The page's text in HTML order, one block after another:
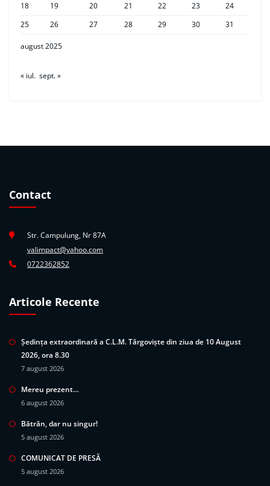
august 2025
18
19 20 21 22 23
24
25
26 27 28 29 30 31
« iul. sept. »
Contact
Str. Campulung, Nr 87A
valimpact@yahoo.com
0722362852
Articole Recente
Ședința extraordinară a C.L.M. Târgoviște din ziua de 10 August
2026, ora 8.30
7 august 2026
Mereu prezent…
6 august 2026
Bătrân, dar nu singur!
5 august 2026
COMUNICAT DE PRESĂ
5 august 2026